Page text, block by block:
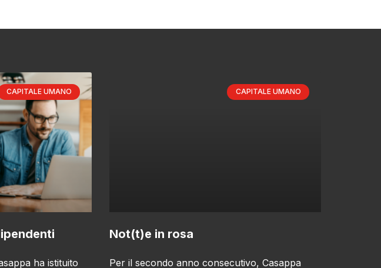
CAPITALE UMANO
ha istituito
CAPITALE UMANO
Not(t)e in rosa
Per il secondo anno consecutivo, Casappa